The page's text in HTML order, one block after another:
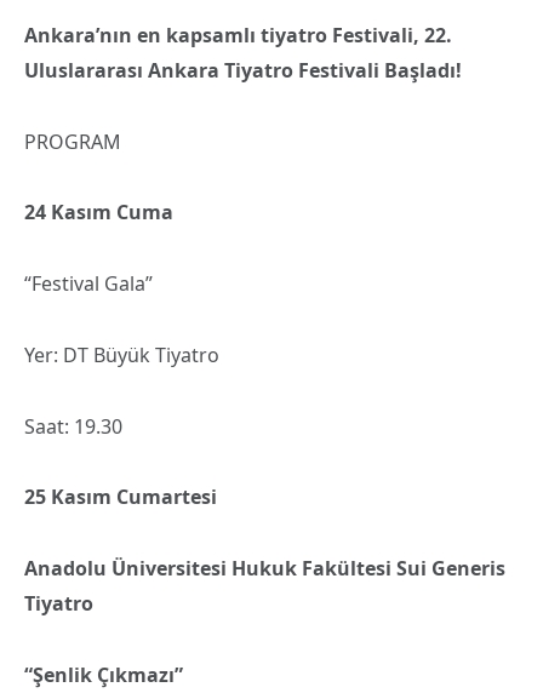
Ankara’nın en kapsamlı tiyatro Festivali, 22.
Uluslararası Ankara Tiyatro Festivali Başladı!
PROGRAM
24 Kasım Cuma
“Festival Gala”
Yer: DT Büyük Tiyatro
Saat: 19.30
25 Kasım Cumartesi
Anadolu Üniversitesi Hukuk Fakültesi Sui Generis
Tiyatro
“Şenlik Çıkmazı”